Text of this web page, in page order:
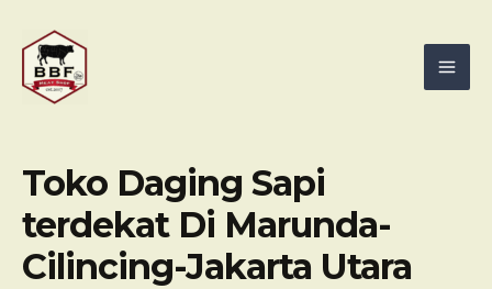
content
Toko Daging Sapi
terdekat Di Marunda-
Cilincing-Jakarta Utara